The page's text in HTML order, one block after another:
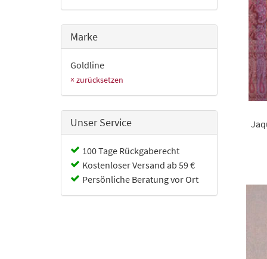
Marke
Goldline
× zurücksetzen
Unser Service
100 Tage Rückgaberecht
Kostenloser Versand ab 59 €
Persönliche Beratung vor Ort